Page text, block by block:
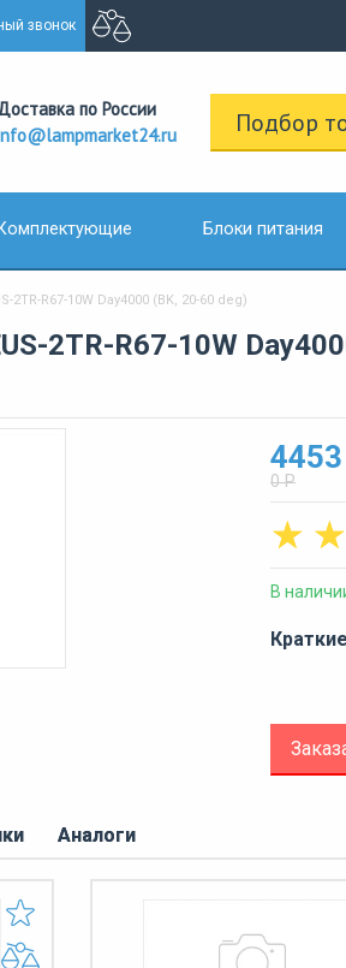
звонок
по России
Подбор
Комплектующие Блоки питания
2TR-R67-10W Day4000 (BK, 20-60 deg)
2TR-R67-10W
0 Р
☆
☆
В
Аналоги